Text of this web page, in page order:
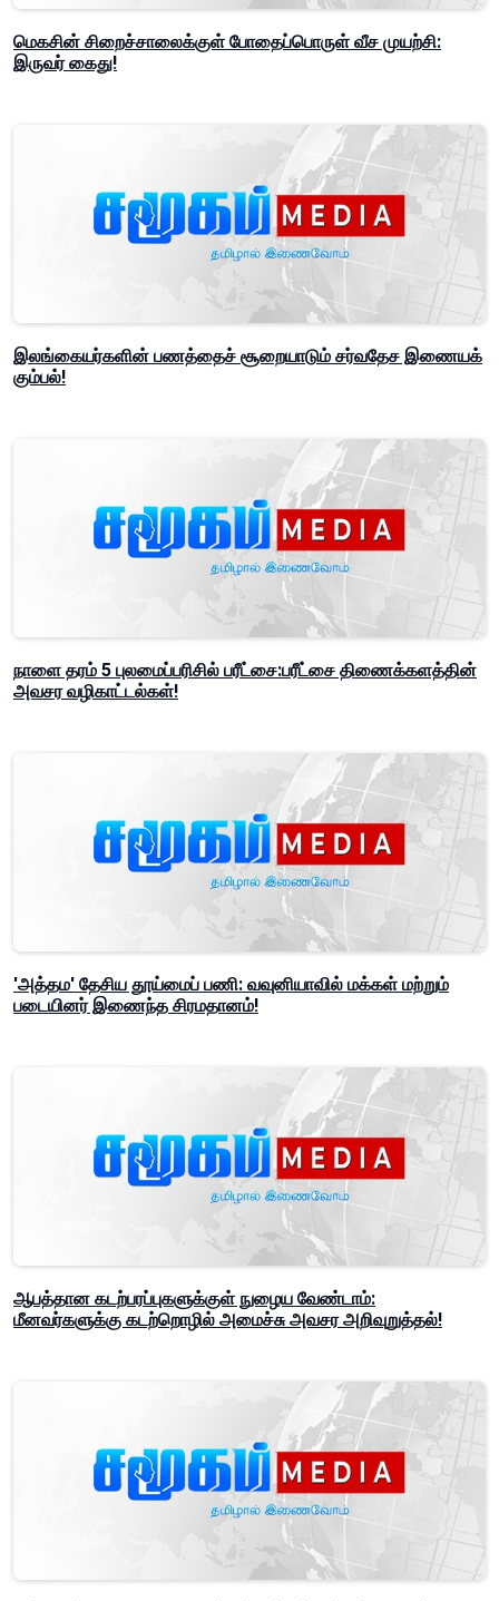
மெகசின் சிறைச்சாலைக்குள் போதைப்பொருள் வீச முயற்சி:
இருவர் கைது!
இலங்கையர்களின் பணத்தைச் சூறையாடும் சர்வதேச இணையக்
கும்பல்!
நாளை தரம் 5 புலமைப்பரிசில் பரீட்சை:பரீட்சை திணைக்களத்தின்
அவசர வழிகாட்டல்கள்!
'அத்தம' தேசிய தூய்மைப் பணி: வவுனியாவில் மக்கள் மற்றும்
படையினர் இணைந்த சிரமதானம்!
ஆபத்தான கடற்பரப்புகளுக்குள் நுழைய வேண்டாம்:
மீனவர்களுக்கு கடற்றொழில் அமைச்சு அவசர அறிவுறுத்தல்!